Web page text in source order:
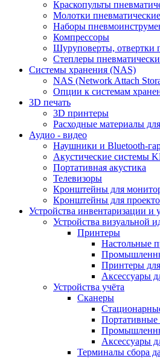
Краскопульты
Молотки пневматические
Наборы
Компрессоры
Шуруповерты, отвертки
Степлеры
Cистемы хранения (NAS)
NAS (Network Attach
Опции к системам
3D печать
3D принтеры
Расходные материалы
Аудио - видео
Наушники и Bluetooth-
Акустические системы
Портативная акустика
Телевизоры
Кронштейны для
Кронштейны для
Устройства инвентаризации и
Устройства визуальной
Принтеры
Настольные
Принтеры
Аксессуары
Устройства учёта
Сканеры
Портативные
Аксессуары
Терминалы сбора